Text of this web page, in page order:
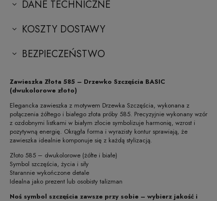
DANE TECHNICZNE
KOSZTY DOSTAWY
BEZPIECZEŃSTWO
Zawieszka Złota 585 – Drzewko Szczęścia BASIC
(dwukolorowe złoto)
Elegancka zawieszka z motywem Drzewka Szczęścia, wykonana z
połączenia żółtego i białego złota próby 585. Precyzyjnie wykonany wzór
z ozdobnymi listkami w białym złocie symbolizuje harmonię, wzrost i
pozytywną energię. Okrągła forma i wyrazisty kontur sprawiają, że
zawieszka idealnie komponuje się z każdą stylizacją.
Złoto 585 – dwukolorowe (żółte i białe)
Symbol szczęścia, życia i siły
Starannie wykończone detale
Idealna jako prezent lub osobisty talizman
Noś symbol szczęścia zawsze przy sobie – wybierz jakość i